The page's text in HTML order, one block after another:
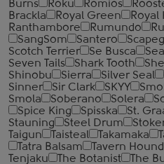
Burns
Roku Romios
Brackla
Royal Green Royal
Ranthambore
Rumundo
SangSom
Santero
Scotch Terrier
Se Busca
Seven Tails
Shark Tooth
Shinobu
Sierra Silver Seal
Sinner
Sir Clark SKYY
Smola
Soberano Solera
Spice King
Spisska St.
Stauning
Steel Drum
Taigun
Taisteal Takamaka
Tatra Balsam
Tavern Hound
Tenjaku
The Botanist The